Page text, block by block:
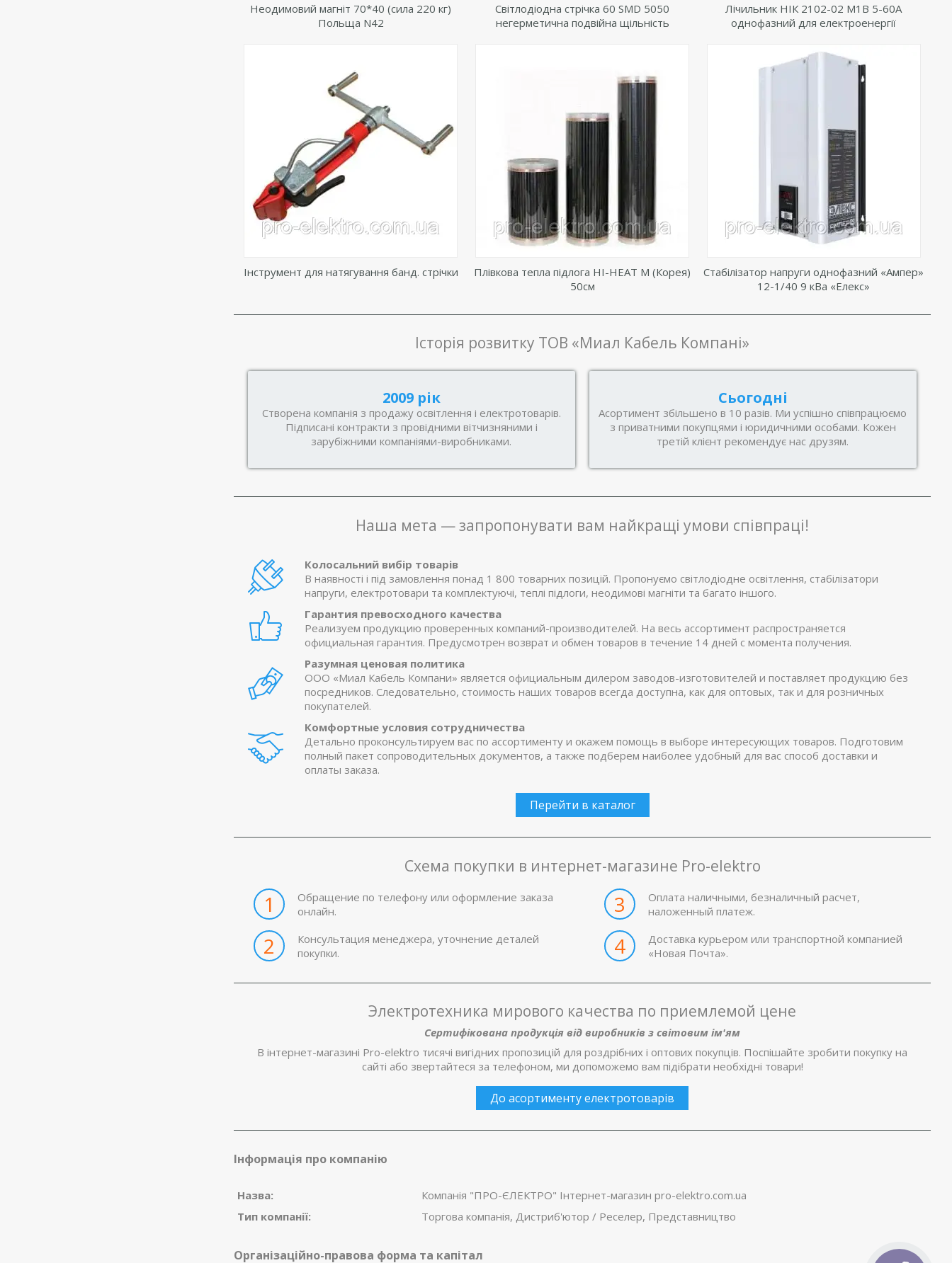
Неодимовий магніт 70*40 (сила 220 кг)
Польща N42
Світлодіодна стрічка 60 SMD 5050
негерметична подвійна щільність
Лічильник НІК 2102-02 М1В 5-60А
однофазний для електроенергії
Інструмент для натягування банд. стрічки
Плівкова тепла підлога HI-HEAT M (Корея)
50см
Стабілізатор напруги однофазний «Ампер»
12-1/40 9 кВа «Елекс»
Історія розвитку ТОВ «Миал Кабель Компані»
2009 рік
Створена компанія з продажу освітлення і електротоварів.
Підписані контракти з провідними вітчизняними і
зарубіжними компаніями-виробниками.
Сьогодні
Асортимент збільшено в 10 разів. Ми успішно співпрацюємо
з приватними покупцями і юридичними особами. Кожен
третій клієнт рекомендує нас друзям.
Наша мета — запропонувати вам найкращі умови співпраці!
Колосальний вибір товарів
В наявності і під замовлення понад 1 800 товарних позицій. Пропонуємо світлодіодне освітлення, стабілізатори
напруги, електротовари та комплектуючі, теплі підлоги, неодимові магніти та багато іншого.
Гарантия превосходного качества
Реализуем продукцию проверенных компаний-производителей. На весь ассортимент распространяется
официальная гарантия. Предусмотрен возврат и обмен товаров в течение 14 дней с момента получения.
Разумная ценовая политика
OOO «Миал Кабель Компани» является официальным дилером заводов-изготовителей и поставляет продукцию без
посредников. Следовательно, стоимость наших товаров всегда доступна, как для оптовых, так и для розничных
покупателей.
Комфортные условия сотрудничества
Детально проконсультируем вас по ассортименту и окажем помощь в выборе интересующих товаров. Подготовим
полный пакет сопроводительных документов, а также подберем наиболее удобный для вас способ доставки и
оплаты заказа.
Перейти в каталог
Схема покупки в интернет-магазине Pro-elektro
1
Обращение по телефону или оформление заказа
онлайн.
2
Консультация менеджера, уточнение деталей
покупки.
3
Оплата наличными, безналичный расчет,
наложенный платеж.
4
Доставка курьером или транспортной компанией
«Новая Почта».
Электротехника мирового качества по приемлемой цене
Сертифікована продукція від виробників з світовим ім'ям
В інтернет-магазині Pro-elektro тисячі вигідних пропозицій для роздрібних і оптових покупців. Поспішайте зробити покупку на
сайті або звертайтеся за телефоном, ми допоможемо вам підібрати необхідні товари!
До асортименту електротоварів
Інформація про компанію
Назва:
Компанія "ПРО-ЄЛЕКТРО" Інтернет-магазин pro-elektro.com.ua
Тип компанії:
Торгова компанія, Дистриб'ютор / Реселер, Представництво
Організаційно-правова форма та капітал